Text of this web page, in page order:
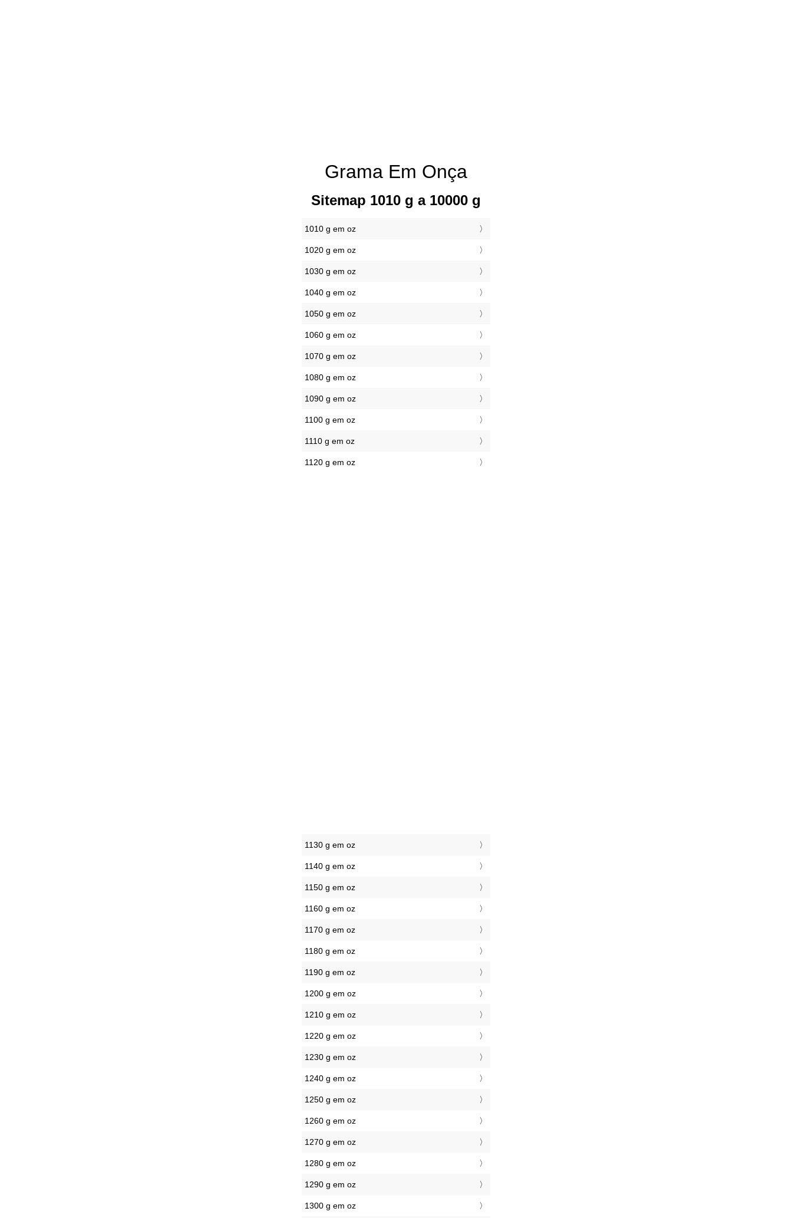
Grama Em Onça
Sitemap 1010 g a 10000 g
1010 g em oz
1020 g em oz
1030 g em oz
1040 g em oz
1050 g em oz
1060 g em oz
1070 g em oz
1080 g em oz
1090 g em oz
1100 g em oz
1110 g em oz
1120 g em oz
1130 g em oz
1140 g em oz
1150 g em oz
1160 g em oz
1170 g em oz
1180 g em oz
1190 g em oz
1200 g em oz
1210 g em oz
1220 g em oz
1230 g em oz
1240 g em oz
1250 g em oz
1260 g em oz
1270 g em oz
1280 g em oz
1290 g em oz
1300 g em oz